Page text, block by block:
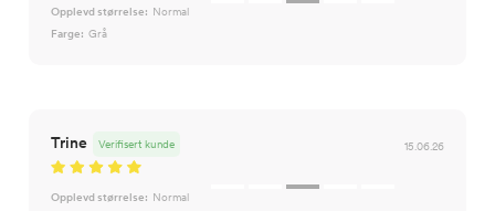
Opplevd størrelse: Normal
Farge: Grå
Trine 15.06.26
Verifisert kunde
Opplevd størrelse: Normal